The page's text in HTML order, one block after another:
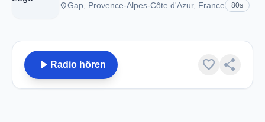
placeGap, Provence-Alpes-Côte d'Azur, France 80s
play_arrow Radio hören favorite share